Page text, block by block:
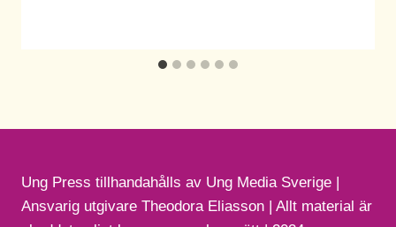
Ung Press tillhandahålls av Ung Media Sverige |
Ansvarig utgivare Theodora Eliasson | Allt material är